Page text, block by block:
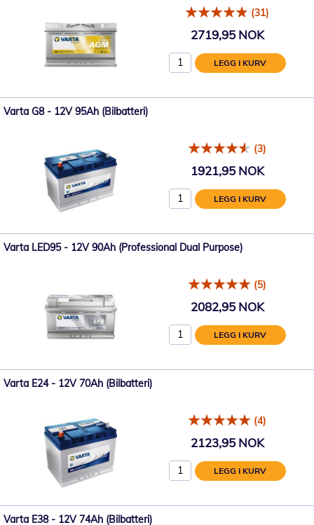
(31)
2719,95 NOK
LEGG I KURV
Varta G8 - 12V 95Ah (Bilbatteri)
(3)
1921,95 NOK
LEGG I KURV
Varta LED95 - 12V 90Ah (Professional Dual Purpose)
(5)
2082,95 NOK
LEGG I KURV
Varta E24 - 12V 70Ah (Bilbatteri)
(4)
2123,95 NOK
LEGG I KURV
Varta E38 - 12V 74Ah (Bilbatteri)